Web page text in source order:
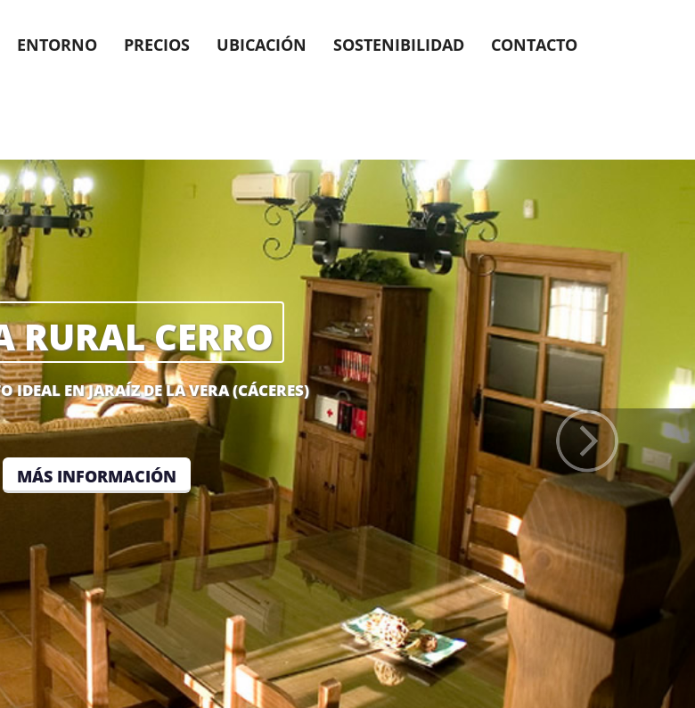
ENTORNO PRECIOS UBICACIÓN SOSTENIBILIDAD CONTACTO
RURAL CERRO
IDEAL EN JARAÍZ DE LA VERA (CÁCERES)
MÁS INFORMACIÓN